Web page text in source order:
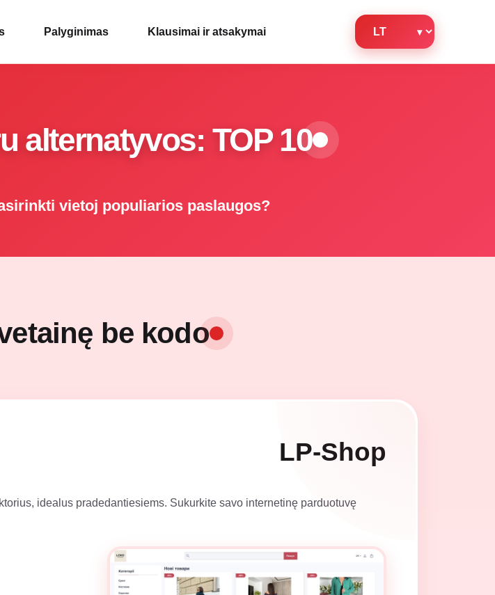
Palyginimas Klausimai ir atsakymai
alternatyvos: TOP 10
vietoj populiarios paslaugos?
be kodo
LP-Shop
idealus pradedantiesiems. Sukurkite savo internetinę parduotuvę